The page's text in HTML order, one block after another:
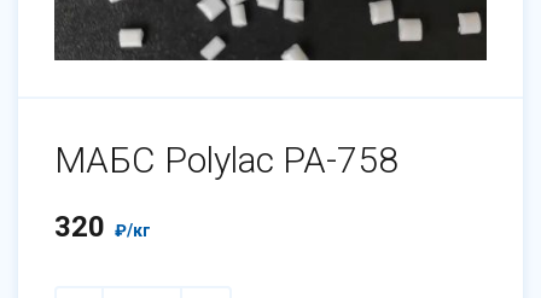
МАБС Polylac PA-758
320 ₽/кг